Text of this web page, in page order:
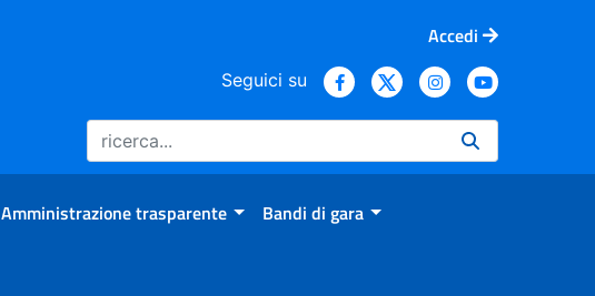
Accedi
Seguici su
Amministrazione trasparente Bandi di gara